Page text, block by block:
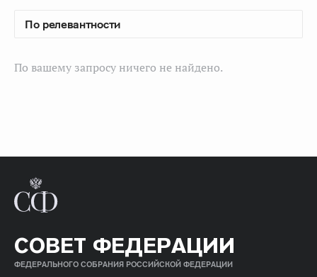
По вашему запросу ничего не найдено.
СОВЕТ ФЕДЕРАЦИИ
ФЕДЕРАЛЬНОГО СОБРАНИЯ РОССИЙСКОЙ ФЕДЕРАЦИИ